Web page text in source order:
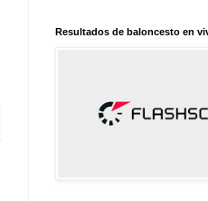
Resultados de baloncesto en